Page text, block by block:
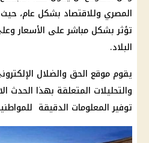
المصري وللاقتصاد بشكل عام، حيث
تؤثر بشكل مباشر على الأسعار
البلاد.
يقوم موقع الحق والضلال
والتحليلات المتعلقة بهذا الحدث
توفير المعلومات الدقيقة